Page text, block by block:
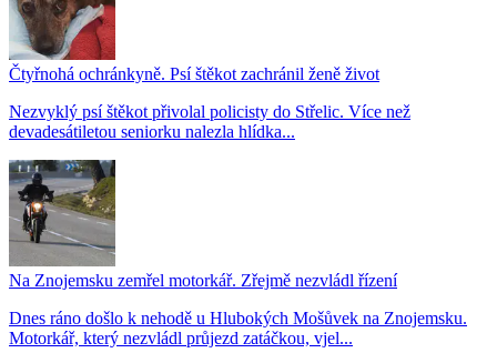
Čtyřnohá ochránkyně. Psí štěkot zachránil ženě život
Nezvyklý psí štěkot přivolal policisty do Střelic. Více než
devadesátiletou seniorku nalezla hlídka...
Na Znojemsku zemřel motorkář. Zřejmě nezvládl řízení
Dnes ráno došlo k nehodě u Hlubokých Mošůvek na Znojemsku.
Motorkář, který nezvládl průjezd zatáčkou, vjel...